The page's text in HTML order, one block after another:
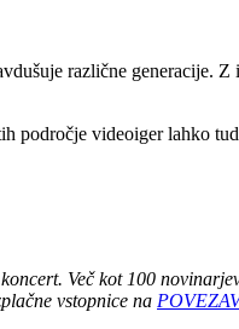
različne generacije.
področje videoiger lahko
Več kot 100
vstopnice na